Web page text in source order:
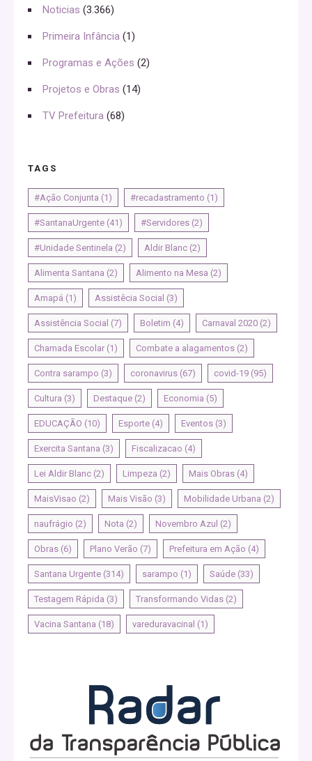
Noticias (3.366)
Primeira Infância (1)
Programas e Ações (2)
Projetos e Obras (14)
TV Prefeitura (68)
TAGS
#Ação Conjunta (1) #recadastramento (1)
#SantanaUrgente (41) #Servidores (2)
#Unidade Sentinela (2) Aldir Blanc (2)
Alimenta Santana (2) Alimento na Mesa (2)
Amapá (1) Assistêcia Social (3)
Assistência Social (7) Boletim (4) Carnaval 2020 (2)
Chamada Escolar (1) Combate a alagamentos (2)
Contra sarampo (3) coronavirus (67) covid-19 (95)
Cultura (3) Destaque (2) Economia (5)
EDUCAÇÃO (10) Esporte (4) Eventos (3)
Exercita Santana (3) Fiscalizacao (4)
Lei Aldir Blanc (2) Limpeza (2) Mais Obras (4)
MaisVisao (2) Mais Visão (3) Mobilidade Urbana (2)
naufrágio (2) Nota (2) Novembro Azul (2)
Obras (6) Plano Verão (7) Prefeitura em Ação (4)
Santana Urgente (314) sarampo (1) Saúde (33)
Testagem Rápida (3) Transformando Vidas (2)
Vacina Santana (18) vareduravacinal (1)